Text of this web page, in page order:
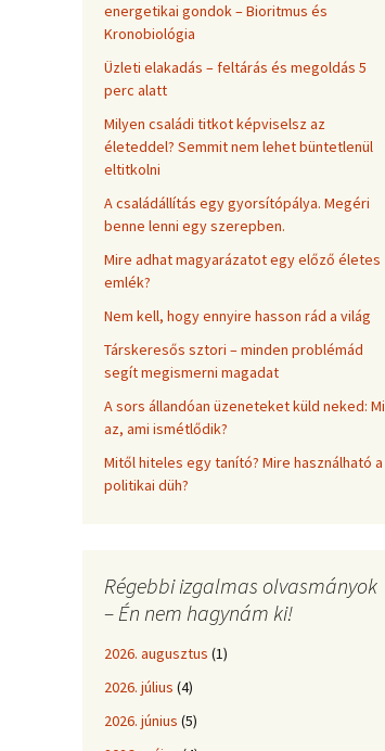
energetikai gondok – Bioritmus és
Kronobiológia
Üzleti elakadás – feltárás és megoldás 5
perc alatt
Milyen családi titkot képviselsz az
életeddel? Semmit nem lehet büntetlenül
eltitkolni
A családállítás egy gyorsítópálya. Megéri
benne lenni egy szerepben.
Mire adhat magyarázatot egy előző életes
emlék?
Nem kell, hogy ennyire hasson rád a világ
Társkeresős sztori – minden problémád
segít megismerni magadat
A sors állandóan üzeneteket küld neked: Mi
az, ami ismétlődik?
Mitől hiteles egy tanító? Mire használható a
politikai düh?
Régebbi izgalmas olvasmányok
– Én nem hagynám ki!
2026. augusztus (1)
2026. július (4)
2026. június (5)